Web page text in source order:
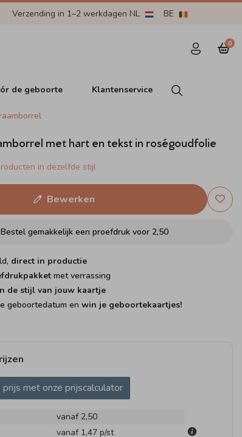
Verzending in 1–2 werkdagen NL BE
0
de geboorte Klantenservice
met hart en tekst in roségoudfolie
in dezelfde stijl
Bewerken
Bestel gemakkelijk een proefdruk voor 2,50
direct in productie
met verrassing
n de stijl van jouw kaartje
geboortedatum en win je geboortekaartjes!
met onze prijscalculator
vanaf 2,50
vanaf 1,47 p/st